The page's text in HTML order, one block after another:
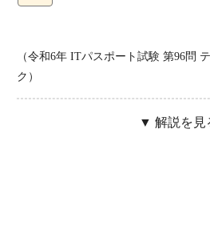
（令和6年 ITパスポート試験 第96問
ク）
▼ 解説を見